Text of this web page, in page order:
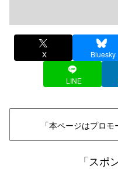
X Bluesky
LINE
「本ページはプロ
「スポ